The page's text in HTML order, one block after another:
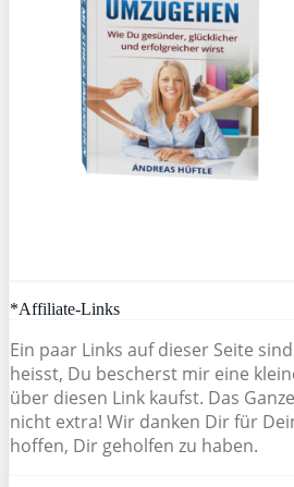
*Affiliate-Links
Ein paar Links auf dieser Seite
heisst, Du bescherst mir eine
über diesen Link kaufst. Das
nicht extra! Wir danken Dir für
hoffen, Dir geholfen zu haben.